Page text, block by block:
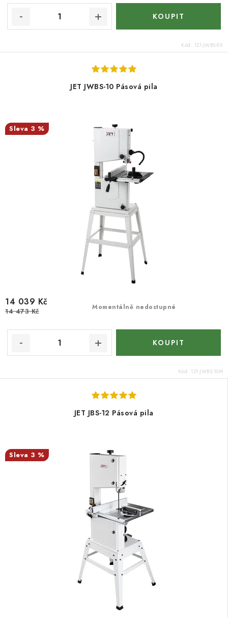
Kód: 121-JWBS-9X
JET JWBS-10 Pásová pila
3 %
Momentálně nedostupné
14 039 Kč
14 473 Kč
Kód: 121-JWBS-10M
JET JBS-12 Pásová pila
3 %